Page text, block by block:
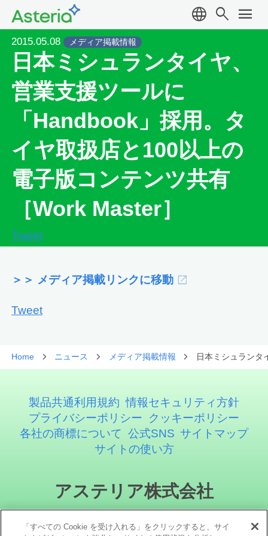
language search menu
2015.05.08 メディア掲載情報
日本ミシュランタイヤ、
営業支援ツールに
「Handbook」採用。タ
イヤ取扱店と100以上の
電子版コンテンツ共有
［Work Master］
Tweet
＞＞ メディア掲載リンクに移動
Tweet
Home ニュース メディア掲載情報 日本ミシュランタ
製品共通利用規約 情報セキュリティ方針
プライバシーポリシー
クッキーポリシー
各社の商標について 公式SNS サイトマップ
サイトの使い方
アステリア株式会社
「すべての Cookie を受け入れる」をクリックすると、サイ